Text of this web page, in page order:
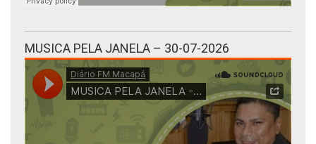
MUSICA PELA JANELA – 30-07-2026